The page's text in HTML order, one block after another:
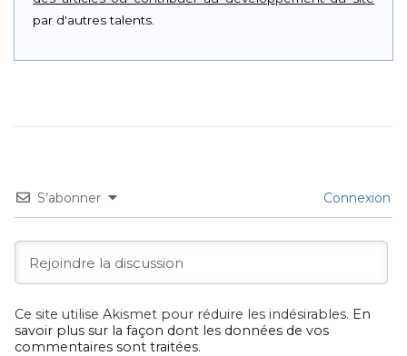
par d'autres talents.
S’abonner Connexion
Ce site utilise Akismet pour réduire les indésirables. En
savoir plus sur la façon dont les données de vos
commentaires sont traitées.